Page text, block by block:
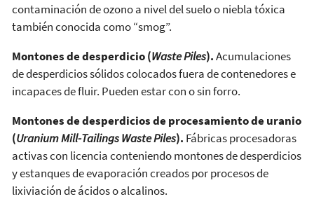
contaminación de ozono a nivel del suelo o niebla tóxica
también conocida como “smog”.
Montonesde desperdicio (Waste Piles).Acumulaciones
de desperdicios sólidos colocados fuera de contenedores e
incapaces de fluir. Pueden estar con o sin forro.
Montones de desperdicios de procesamiento de uranio
(Uranium Mill-Tailings Waste Piles). Fábricas procesadoras
activas con licencia conteniendo montones de desperdicios
y estanques de evaporación creados por procesos de
lixiviación de ácidos o alcalinos.